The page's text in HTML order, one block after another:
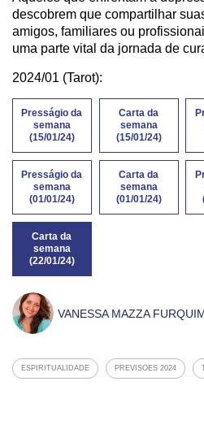
descobrem que compartilhar
amigos, familiares ou
uma parte vital da jornada de
2024/01 (Tarot):
Presságio da
semana
(15/01/24)
Carta da
semana
(15/01/24)
Presságio da
semana
(01/01/24)
Carta da
semana
(01/01/24)
Carta da
semana
(22/01/24)
VANESSA MAZZA
ESPIRITUALIDADE PREVISOES 2024